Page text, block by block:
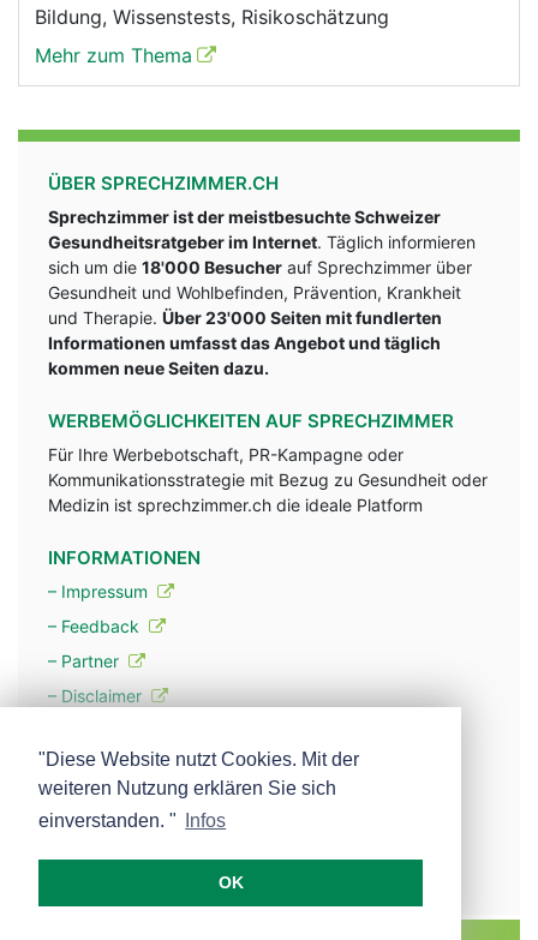
Bildung, Wissenstests, Risikoschätzung
Mehr zum Thema
ÜBER SPRECHZIMMER.CH
Sprechzimmer ist der meistbesuchte Schweizer
Gesundheitsratgeber im Internet. Täglich informieren
sich um die 18'000 Besucher auf Sprechzimmer über
Gesundheit und Wohlbefinden, Prävention, Krankheit
und Therapie. Über 23'000 Seiten mit fundlerten
Informationen umfasst das Angebot und täglich
kommen neue Seiten dazu.
WERBEMÖGLICHKEITEN AUF SPRECHZIMMER
Für Ihre Werbebotschaft, PR-Kampagne oder
Kommunikationsstrategie mit Bezug zu Gesundheit oder
Medizin ist sprechzimmer.ch die ideale Platform
INFORMATIONEN
– Impressum
– Feedback
– Partner
– Disclaimer
– Werbung
– Mehr über unsere Experten
"Diese Website nutzt Cookies. Mit der
weiteren Nutzung erklären Sie sich
einverstanden. "
Infos
OK